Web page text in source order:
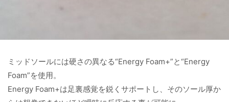
ミッドソールには硬さの異なる“Energy Foam+”と“Energy
Foam”を使用。
Energy Foam+は足裏感覚を鋭くサポートし、そのソール厚か